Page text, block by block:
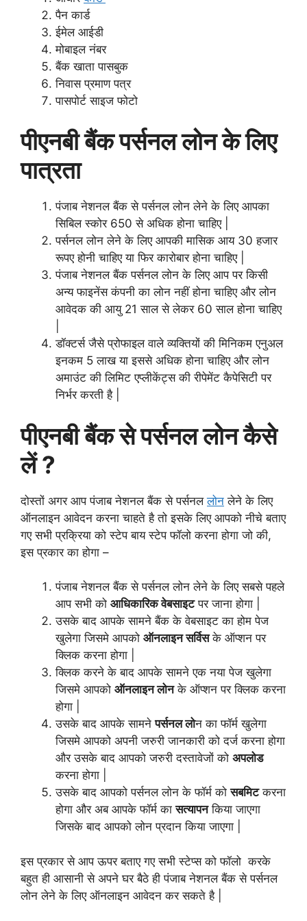
पैन कार्ड
ईमेल आईडी
मोबाइल नंबर
बैंक खाता पासबुक
निवास प्रमाण पत्र
पासपोर्ट साइज फोटो
पीएनबी बैंक पर्सनल लोन के लिए
पात्रता
पंजाब नेशनल बैंक से पर्सनल लोन लेने के लिए आपका
सिबिल स्कोर 650 से अधिक होना चाहिए |
पर्सनल लोन लेने के लिए आपकी मासिक आय 30 हजार
रूपए होनी चाहिए या फिर कारोबार होना चाहिए |
पंजाब नेशनल बैंक पर्सनल लोन के लिए आप पर किसी
अन्य फाइनेंस कंपनी का लोन नहीं होना चाहिए और लोन
आवेदक की आयु 21 साल से लेकर 60 साल होना चाहिए
डॉक्टर्स जैसे प्रोफाइल वाले व्यक्तियों की मिनिकम एनुअल
इनकम 5 लाख या इससे अधिक होना चाहिए और लोन
अमाउंट की लिमिट एप्लीकेंट्स की रीपेमेंट कैपेसिटी पर
निर्भर करती है |
पीएनबी बैंक से पर्सनल लोन कैसे
लें ?
दोस्तों अगर आप पंजाब नेशनल बैंक से पर्सनललोन लेने के लिए
ऑनलाइन आवेदन करना चाहते है तो इसके लिए आपको नीचे बताए
गए सभी प्रक्रिया को स्टेप बाय स्टेप फॉलो करना होगा जो की,
इस प्रकार का होगा –
पंजाब नेशनल बैंक से पर्सनल लोन लेने के लिए सबसे पहले
आप सभी को आधिकारिक वेबसाइटपर जाना होगा |
उसके बाद आपके सामने बैंक के वेबसाइट का होम पेज
खुलेगा जिसमे आपको ऑनलाइन सर्विसके ऑप्शन पर
क्लिक करना होगा |
क्लिक करने के बाद आपके सामने एक नया पेज खुलेगा
जिसमे आपको ऑनलाइन लोनके ऑप्शन पर क्लिक करना
होगा |
उसके बाद आपके सामनेपर्सनल लोन का फॉर्म खुलेगा
जिसमे आपको अपनी जरुरी जानकारी को दर्ज करना होगा
और उसके बाद आपको जरुरी दस्तावेजों को अपलोड
करना होगा |
उसके बाद आपको पर्सनल लोन के फॉर्म कोसबमिटकरना
होगा और अब आपके फॉर्म कासत्यापनकिया जाएगा
जिसके बाद आपको लोन प्रदान किया जाएगा |
इस प्रकार से आप ऊपर बताए गए सभी स्टेप्स को फॉलो करके
बहुत ही आसानी से अपने घर बैठे ही पंजाब नेशनल बैंक से पर्सनल
लोन लेने के लिए ऑनलाइन आवेदन कर सकते है |